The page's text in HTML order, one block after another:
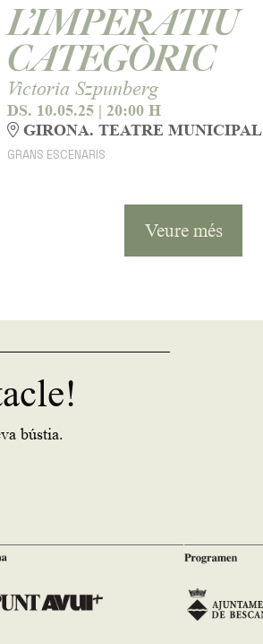
L’IMPERATIU
CATEGÒRIC
Victoria Szpunberg
DS. 10.05.25| 20:00 H
GIRONA. TEATRE MUNICIPAL
GRANS ESCENARIS
Veure més
bústia.